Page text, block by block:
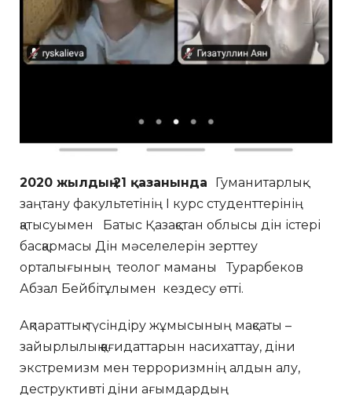
2020 жылдың 21 қазанында
Гуманитарлық-
заңтану факультетінің І курс студенттерінің
қатысуымен Батыс Қазақстан облысы дін істері
басқармасы Дін мәселелерін зерттеу
орталығының теолог маманы Турарбеков
Абзал Бейбітұлымен кездесу өтті.
Ақпараттық-түсіндіру жұмысының мақсаты –
зайырлылық қағидаттарын насихаттау, діни
экстремизм мен терроризмнің алдын алу,
деструктивті діни ағымдардың